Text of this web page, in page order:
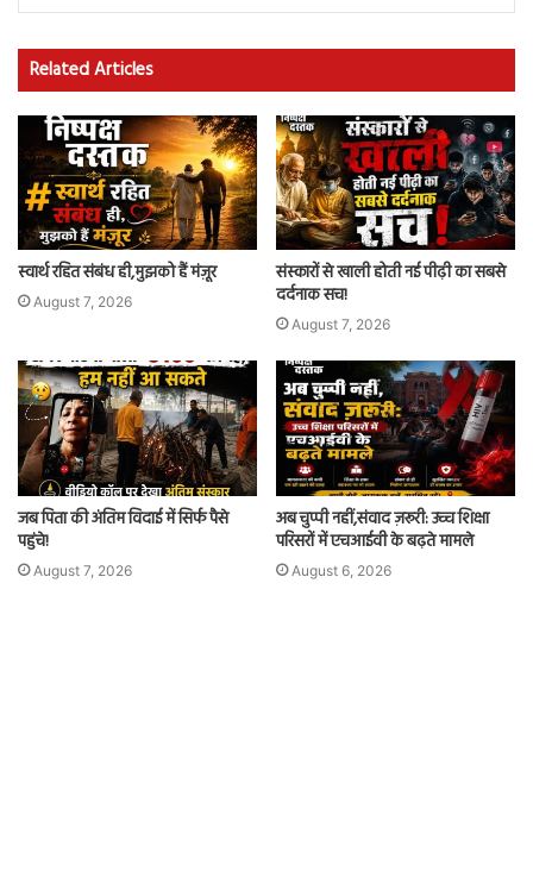
Related Articles
स्वार्थ रहित संबंध ही,मुझको हैं मंज़ूर
August 7, 2026
संस्कारों से खाली होती नई पीढ़ी का सबसे
दर्दनाक सच!
August 7, 2026
जब पिता की अंतिम विदाई में सिर्फ पैसे
पहुंचे!
August 7, 2026
अब चुप्पी नहीं,संवाद ज़रूरी: उच्च शिक्षा
परिसरों में एचआईवी के बढ़ते मामले
August 6, 2026